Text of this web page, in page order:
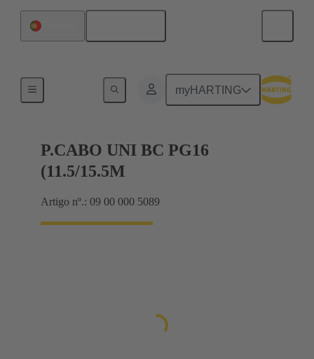
myHARTING
P.CABO UNI BC PG16
(11.5/15.5M
Artigo nº.: 09 00 000 5089